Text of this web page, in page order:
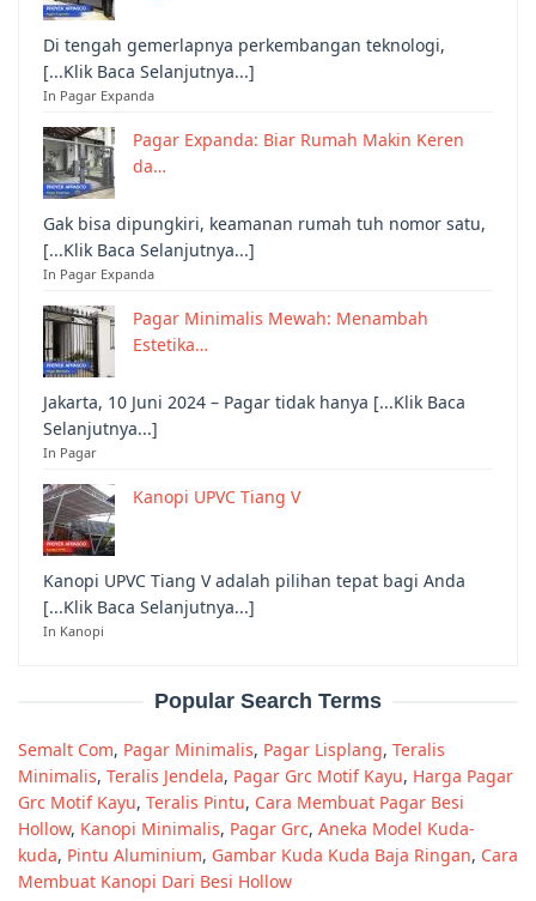
Di tengah gemerlapnya perkembangan teknologi,
[...Klik Baca Selanjutnya...]
In Pagar Expanda
Pagar Expanda: Biar Rumah Makin Keren
da…
Gak bisa dipungkiri, keamanan rumah tuh nomor satu,
[...Klik Baca Selanjutnya...]
In Pagar Expanda
Pagar Minimalis Mewah: Menambah
Estetika…
Jakarta, 10 Juni 2024 – Pagar tidak hanya [...Klik Baca
Selanjutnya...]
In Pagar
Kanopi UPVC Tiang V
Kanopi UPVC Tiang V adalah pilihan tepat bagi Anda
[...Klik Baca Selanjutnya...]
In Kanopi
Popular Search Terms
Semalt Com, Pagar Minimalis, Pagar Lisplang, Teralis
Minimalis, Teralis Jendela, Pagar Grc Motif Kayu, Harga Pagar
Grc Motif Kayu, Teralis Pintu, Cara Membuat Pagar Besi
Hollow, Kanopi Minimalis, Pagar Grc, Aneka Model Kuda-
kuda, Pintu Aluminium, Gambar Kuda Kuda Baja Ringan, Cara
Membuat Kanopi Dari Besi Hollow